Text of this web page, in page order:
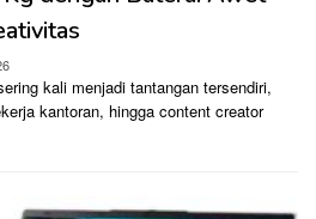
kali menjadi tantangan tersendiri,
kantoran, hingga content creator